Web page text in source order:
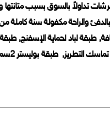
تداولاً بالسوق بسبب متانتها و
بالدفئ والراحة مكفولة سنة كاملة
الكثافة, طبقة لباد لحماية الإسفنج,